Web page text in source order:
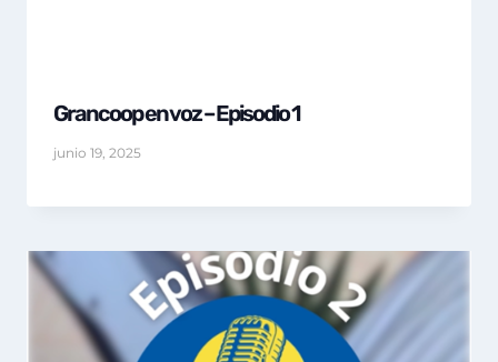
Grancoop en voz – Episodio 1
junio 19, 2025